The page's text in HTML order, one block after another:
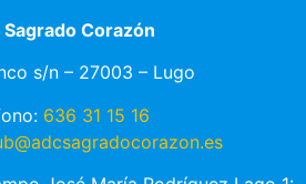
Sagrado Corazón
s/n – 27003 – Lugo
636 31 15 16